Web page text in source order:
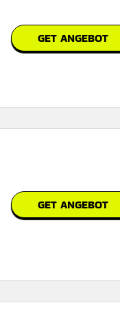
GET ANGEBOT
GET ANGEBOT